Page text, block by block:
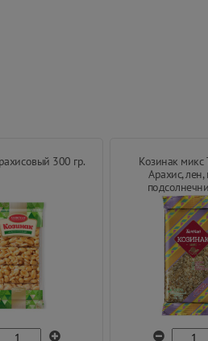
300 гр.
Козинак
Арахис, лен,